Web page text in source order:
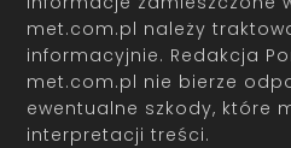
met.com.pl należy
informacyjnie. Redakcja
met.com.pl nie bierze
ewentualne szkody, które
interpretacji treści.